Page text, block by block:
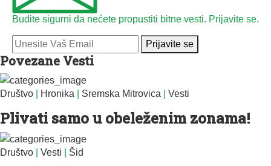
Budite sigurni da nećete propustiti bitne vesti. Prijavite se.
Prijavite se
Povezane Vesti
Društvo Hronika Sremska Mitrovica Vesti
Plivati samo u obeleženim zonama!
Društvo Vesti Šid